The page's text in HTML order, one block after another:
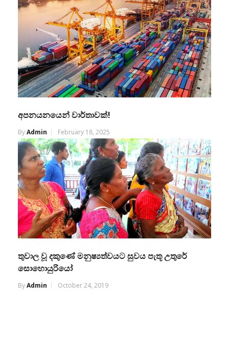
අපනයනයෙන් වාර්තාවක්!
ByAdmin February 18, 2025
තුවාල වූ දකුණේ මනුෂ්‍යත්වයට සුවය පැතූ උතුරේ
සොහොයුරියෝ
ByAdmin October 24, 2019